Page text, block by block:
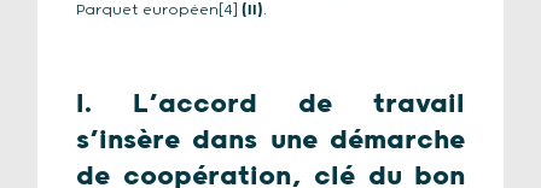
Parquet européen[4] (II).
I. L’accord de travail
s’insère dans une démarche
de coopération, clé du bon